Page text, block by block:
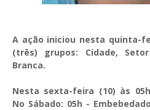
A ação iniciou nesta quinta-
(três) grupos: Cidade,
Branca.
Nesta sexta-feira (10) às
No Sábado: 05h -